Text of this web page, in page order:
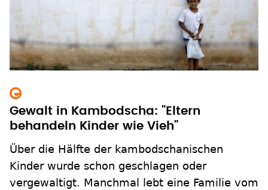
Gewalt in Kambodscha: "Eltern
behandeln Kinder wie Vieh"
Über die Hälfte der kambodschanischen
Kinder wurde schon geschlagen oder
vergewaltigt. Manchmal lebt eine Familie vom